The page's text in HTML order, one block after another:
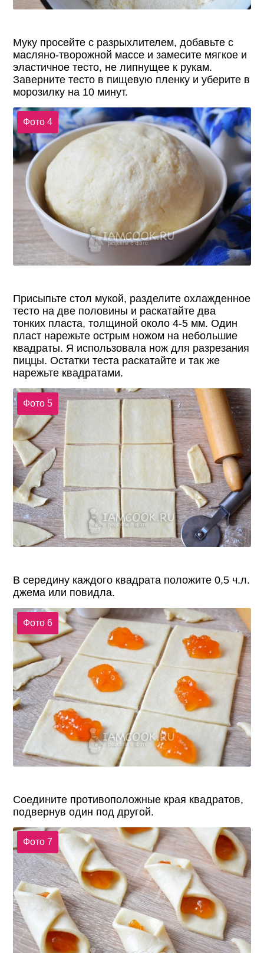
Муку просейте с разрыхлителем, добавьте с
масляно-творожной массе и замесите мягкое и
эластичное тесто, не липнущее к рукам.
Заверните тесто в пищевую пленку и уберите в
морозилку на 10 минут.
Фото 4
Присыпьте стол мукой, разделите охлажденное
тесто на две половины и раскатайте два
тонких пласта, толщиной около 4-5 мм. Один
пласт нарежьте острым ножом на небольшие
квадраты. Я использовала нож для разрезания
пиццы. Остатки теста раскатайте и так же
нарежьте квадратами.
Фото 5
В середину каждого квадрата положите 0,5 ч.л.
джема или повидла.
Фото 6
Соедините противоположные края квадратов,
подвернув один под другой.
Фото 7